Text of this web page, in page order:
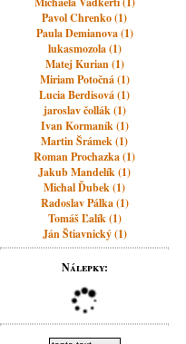
Pavol Chrenko (1)
Paula Demianova (1)
lukasmozola (1)
Matej Kurian (1)
Miriam Potočná (1)
Lucia Berdisová (1)
jaroslav čollák (1)
Ivan Kormaník (1)
Martin Šrámek (1)
Roman Prochazka (1)
Jakub Mandelík (1)
Michal Ďubek (1)
Radoslav Pálka (1)
Tomáš Ľalík (1)
Ján Štiavnický (1)
Nálepky: